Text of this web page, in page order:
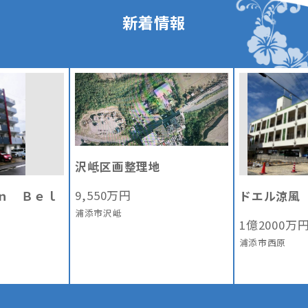
新着情報
Ｂｅｌ
沢岻区画整理地
9,550万円
浦添市沢岻
ドエル涼風
1億2000万
浦添市西原